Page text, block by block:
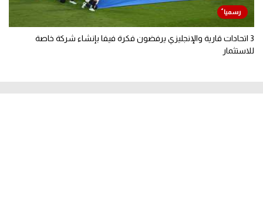
3 اتحادات قارية والإنجليزي يرفضون فكرة فيفا بإنشاء شركة خاصة
للاستثمار